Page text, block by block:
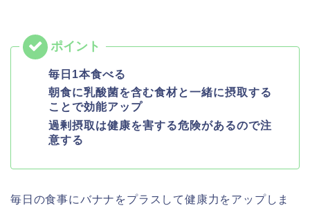
毎日1本食べる
朝食に乳酸菌を含む食材と一緒に摂取する
ことで効能アップ
過剰摂取は健康を害する危険があるので注
意する
毎日の食事にバナナをプラスして健康力をアップしま